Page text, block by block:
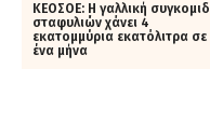
ΚΕΟΣΟΕ: Η γαλλική
σταφυλιών χάνει 4
εκατομμύρια εκατόλιτρα σε
ένα μήνα